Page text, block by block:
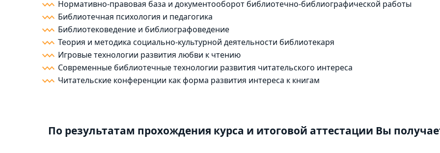
Нормативно-правовая база и документооборот библиотечно-библиографической работы
Библиотечная психология и педагогика
Библиотековедение и библиографоведение
Теория и методика социально-культурной деятельности библиотекаря
Игровые технологии развития любви к чтению
Современные библиотечные технологии развития читательского интереса
Читательские конференции как форма развития интереса к книгам
По результатам прохождения курса и итоговой аттестации Вы